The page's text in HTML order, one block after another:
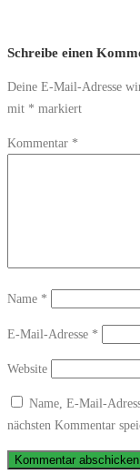
Schreibe einen
Deine E-Mail-Adresse
mit * markiert
Kommentar *
Name *
E-Mail-Adresse *
Website
Name, E-Mail-
nächsten Kommentar